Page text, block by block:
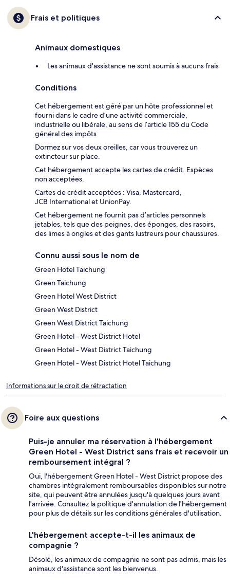
Frais et politiques
Animaux domestiques
Les animaux d'assistance ne sont soumis à aucuns frais
Conditions
Cet hébergement est géré par un hôte professionnel et
fourni dans le cadre d’une activité commerciale,
industrielle ou libérale, au sens de l’article 155 du Code
général des impôts
Dormez sur vos deux oreilles, car vous trouverez un
extincteur sur place.
Cet hébergement accepte les cartes de crédit. Espèces
non acceptées.
Cartes de crédit acceptées : Visa, Mastercard,
JCB International et UnionPay.
Cet hébergement ne fournit pas d’articles personnels
jetables, tels que des peignes, des éponges, des rasoirs,
des limes à ongles et des gants lustreurs pour chaussures.
Connu aussi sous le nom de
Green Hotel Taichung
Green Taichung
Green Hotel West District
Green West District
Green West District Taichung
Green Hotel - West District Hotel
Green Hotel - West District Taichung
Green Hotel - West District Hotel Taichung
Informations sur le droit de rétractation
Foire aux questions
Puis-je annuler ma réservation à l'hébergement
Green Hotel - West District sans frais et recevoir un
remboursement intégral ?
Oui, l'hébergement Green Hotel - West District propose des
chambres intégralement remboursables disponibles sur notre
site, qui peuvent être annulées jusqu'à quelques jours avant
l'arrivée. Consultez la politique d'annulation de l'hébergement
pour plus de détails sur les conditions générales d'utilisation.
L'hébergement accepte-t-il les animaux de
compagnie ?
Désolé, les animaux de compagnie ne sont pas admis, mais les
animaux d'assistance sont les bienvenus.